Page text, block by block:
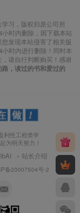
习，版权归原公司所
时内删除，因下载本站
发现本站侵害了相关版
时内进行删除！同时本
请自行判断购买！感谢
，读过的书和爱过的
利性工程类学
为明天努力！
站长介绍
备20007504号-2